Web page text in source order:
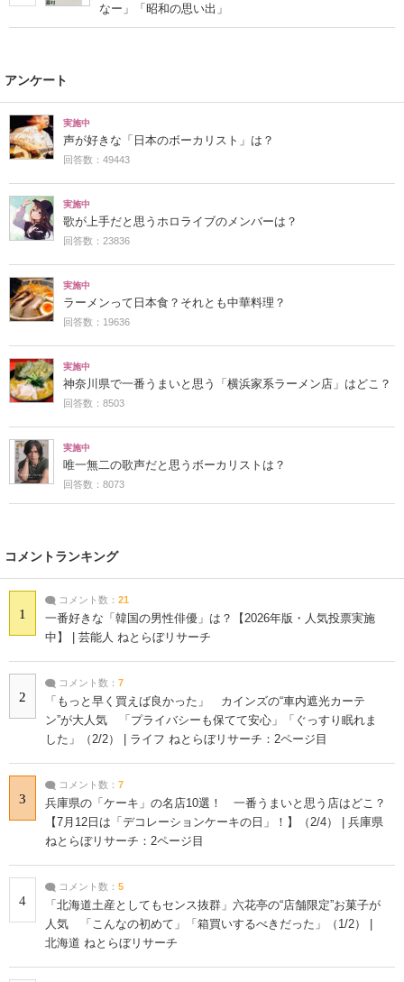
なー」「昭和の思い出」
アンケート
実施中
声が好きな「日本のボーカリスト」は？
回答数：49443
実施中
歌が上手だと思うホロライブのメンバーは？
回答数：23836
実施中
ラーメンって日本食？それとも中華料理？
回答数：19636
実施中
神奈川県で一番うまいと思う「横浜家系ラーメン店」はどこ？
回答数：8503
実施中
唯一無二の歌声だと思うボーカリストは？
回答数：8073
コメントランキング
1
コメント数： 21
一番好きな「韓国の男性俳優」は？【2026年版・人気投票実施
中】 | 芸能人 ねとらぼリサーチ
2
コメント数： 7
「もっと早く買えば良かった」 カインズの“車内遮光カーテ
ン”が大人気 「プライバシーも保てて安心」「ぐっすり眠れま
した」（2/2） | ライフ ねとらぼリサーチ：2ページ目
3
コメント数： 7
兵庫県の「ケーキ」の名店10選！ 一番うまいと思う店はどこ？
【7月12日は「デコレーションケーキの日」！】（2/4） | 兵庫県
ねとらぼリサーチ：2ページ目
4
コメント数： 5
「北海道土産としてもセンス抜群」六花亭の“店舗限定”お菓子が
人気 「こんなの初めて」「箱買いするべきだった」（1/2） |
北海道 ねとらぼリサーチ